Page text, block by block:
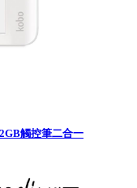
觸控筆二合一